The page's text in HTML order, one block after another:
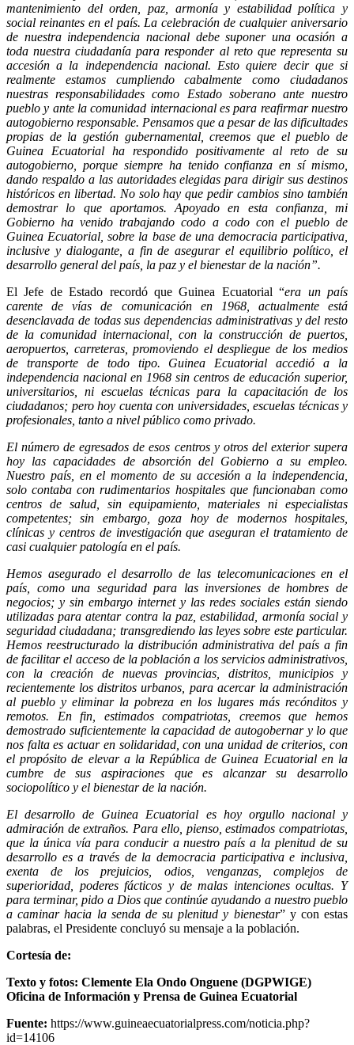
mantenimiento del orden, paz, armonía y estabilidad política y
social reinantes en el país. La celebración de cualquier aniversario
de nuestra independencia nacional debe suponer una ocasión a
toda nuestra ciudadanía para responder al reto que representa su
accesión a la independencia nacional. Esto quiere decir que si
realmente estamos cumpliendo cabalmente como ciudadanos
nuestras responsabilidades como Estado soberano ante nuestro
pueblo y ante la comunidad internacional es para reafirmar nuestro
autogobierno responsable. Pensamos que a pesar de las dificultades
propias de la gestión gubernamental, creemos que el pueblo de
Guinea Ecuatorial ha respondido positivamente al reto de su
autogobierno, porque siempre ha tenido confianza en sí mismo,
dando respaldo a las autoridades elegidas para dirigir sus destinos
históricos en libertad. No solo hay que pedir cambios sino también
demostrar lo que aportamos. Apoyado en esta confianza, mi
Gobierno ha venido trabajando codo a codo con el pueblo de
Guinea Ecuatorial, sobre la base de una democracia participativa,
inclusive y dialogante, a fin de asegurar el equilibrio político, el
desarrollo general del país, la paz y el bienestar de la nación”.
El Jefe de Estado recordó que Guinea Ecuatorial “era un país
carente de vías de comunicación en 1968, actualmente está
desenclavada de todas sus dependencias administrativas y del resto
de la comunidad internacional, con la construcción de puertos,
aeropuertos, carreteras, promoviendo el despliegue de los medios
de transporte de todo tipo. Guinea Ecuatorial accedió a la
independencia nacional en 1968 sin centros de educación superior,
universitarios, ni escuelas técnicas para la capacitación de los
ciudadanos; pero hoy cuenta con universidades, escuelas técnicas y
profesionales, tanto a nivel público como privado.
El número de egresados de esos centros y otros del exterior supera
hoy las capacidades de absorción del Gobierno a su empleo.
Nuestro país, en el momento de su accesión a la independencia,
solo contaba con rudimentarios hospitales que funcionaban como
centros de salud, sin equipamiento, materiales ni especialistas
competentes; sin embargo, goza hoy de modernos hospitales,
clínicas y centros de investigación que aseguran el tratamiento de
casi cualquier patología en el país.
Hemos asegurado el desarrollo de las telecomunicaciones en el
país, como una seguridad para las inversiones de hombres de
negocios; y sin embargo internet y las redes sociales están siendo
utilizadas para atentar contra la paz, estabilidad, armonía social y
seguridad ciudadana; transgrediendo las leyes sobre este particular.
Hemos reestructurado la distribución administrativa del país a fin
de facilitar el acceso de la población a los servicios administrativos,
con la creación de nuevas provincias, distritos, municipios y
recientemente los distritos urbanos, para acercar la administración
al pueblo y eliminar la pobreza en los lugares más recónditos y
remotos. En fin, estimados compatriotas, creemos que hemos
demostrado suficientemente la capacidad de autogobernar y lo que
nos falta es actuar en solidaridad, con una unidad de criterios, con
el propósito de elevar a la República de Guinea Ecuatorial en la
cumbre de sus aspiraciones que es alcanzar su desarrollo
sociopolítico y el bienestar de la nación.
El desarrollo de Guinea Ecuatorial es hoy orgullo nacional y
admiración de extraños. Para ello, pienso, estimados compatriotas,
que la única vía para conducir a nuestro país a la plenitud de su
desarrollo es a través de la democracia participativa e inclusiva,
exenta de los prejuicios, odios, venganzas, complejos de
superioridad, poderes fácticos y de malas intenciones ocultas. Y
para terminar, pido a Dios que continúe ayudando a nuestro pueblo
a caminar hacia la senda de su plenitud y bienestar” y con estas
palabras, el Presidente concluyó su mensaje a la población.
Cortesía de:
Texto y fotos: Clemente Ela Ondo Onguene (DGPWIGE)
Oficina de Información y Prensa de Guinea Ecuatorial
Fuente: https://www.guineaecuatorialpress.com/noticia.php?
id=14106